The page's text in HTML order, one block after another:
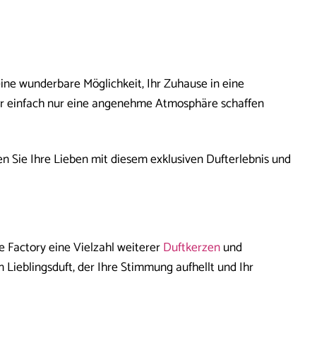
wunderbare Möglichkeit, Ihr Zuhause in eine
einfach nur eine angenehme Atmosphäre schaffen
Sie Ihre Lieben mit diesem exklusiven Dufterlebnis und
Factory eine Vielzahl weitererDuftkerzenund
Lieblingsduft, der Ihre Stimmung aufhellt und Ihr